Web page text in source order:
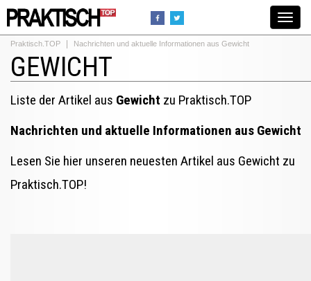
Toggle
Praktisch.TOP Nachrichten und aktuelle Informationen aus Gewicht
GEWICHT
Liste der Artikel aus Gewicht zu Praktisch.TOP
Nachrichten und aktuelle Informationen aus Gewicht
Lesen Sie hier unseren neuesten Artikel aus Gewicht zu
Praktisch.TOP!